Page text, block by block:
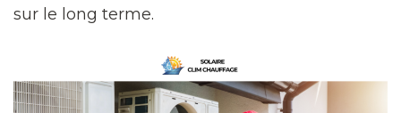
sur le long terme.